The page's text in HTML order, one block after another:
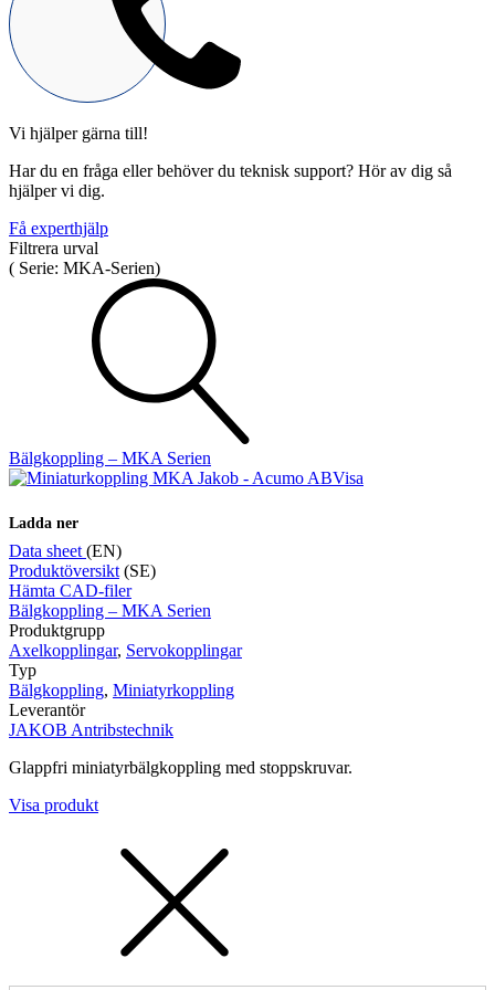
Positionsvisare / Mätklockor
Pulsgivare / Encoders
Servodrifter Roterande ställdon
Mätning
MätskalorRäknare / Displayer
Givare
Maskinsäkerhet
LjusridåerLjustorn
Varningsljud
Varningsljus
ESD / Antistatutrustning
Vi hjälper gärna till!
Har du en fråga eller behöver du teknisk support? Hör av dig så
hjälper vi dig.
Få experthjälp
Filtrera urval
( Serie: MKA-Serien)
Bälgkoppling – MKA Serien
Visa
Ladda ner
Data sheet (EN)
Produktöversikt (SE)
Hämta CAD-filer
Bälgkoppling – MKA Serien
Produktgrupp
Axelkopplingar, Servokopplingar
Typ
Bälgkoppling, Miniatyrkoppling
Leverantör
JAKOB Antribstechnik
Glappfri miniatyrbälgkoppling med stoppskruvar.
Visa produkt